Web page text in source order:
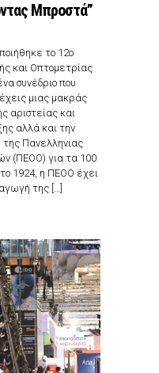
Μπροστά”
το 12ο
και Οπτομετρίας
συνέδριο που
μιας μακράς
αριστείας και
αλλά και την
Πανελληνιας
(ΠΕΟΟ) για τα 100
1924, η ΠΕΟΟ έχει
της […]